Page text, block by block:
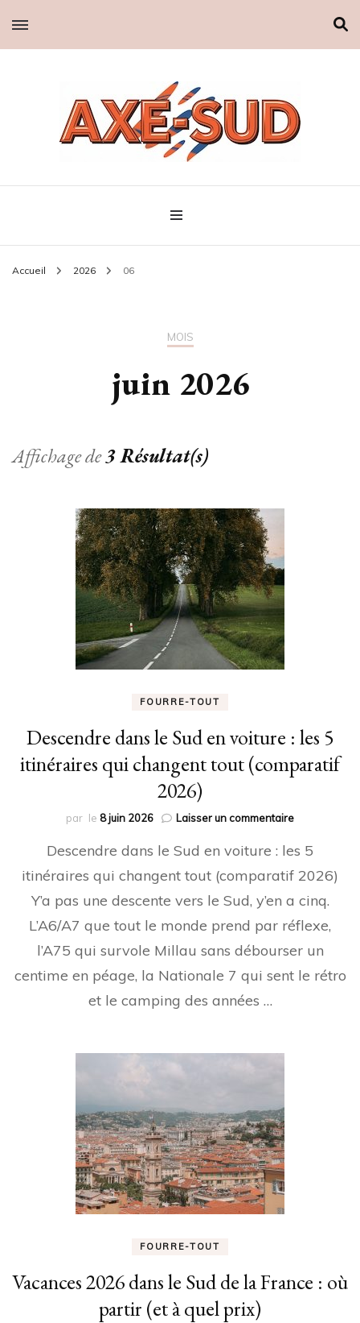
Axe-sud
Accueil 2026 06
MOIS
juin 2026
Affichage de3 Résultat(s)
FOURRE-TOUT
Descendre dans le Sud en voiture : les 5
itinéraires qui changent tout (comparatif
2026)
par le 8 juin 2026 Laisser un commentairesur
dans
Sud
en
:
les
itinéraires
Descendre dans le Sud en voiture : les 5
itinéraires qui changent tout (comparatif 2026)
Y’a pas une descente vers le Sud, y’en a cinq.
L’A6/A7 que tout le monde prend par réflexe,
l’A75 qui survole Millau sans débourser un
centime en péage, la Nationale 7 qui sent le rétro
et le camping des années …
FOURRE-TOUT
Vacances 2026 dans le Sud de la France : où
partir (et à quel prix)